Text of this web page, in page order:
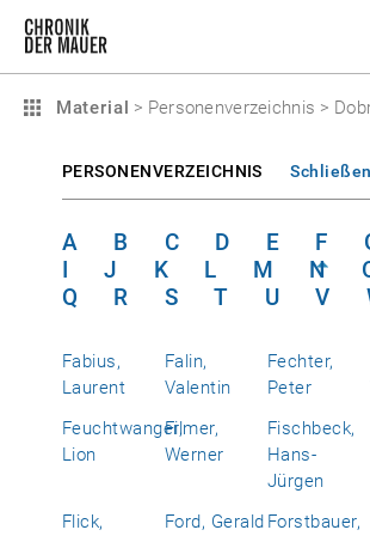
Material > Personenverzeichnis >
PERSONENVERZEICHNIS Schließen
A B C D E F
I
J K L M N
Q
R S T U V
Fabius,
Laurent
Falin,
Valentin
Fechter,
Peter
Feuchtwanger,
Lion
Filmer,
Werner
Fischbeck,
Hans-
Jürgen
Flick,
Ford, Gerald Forstbauer,